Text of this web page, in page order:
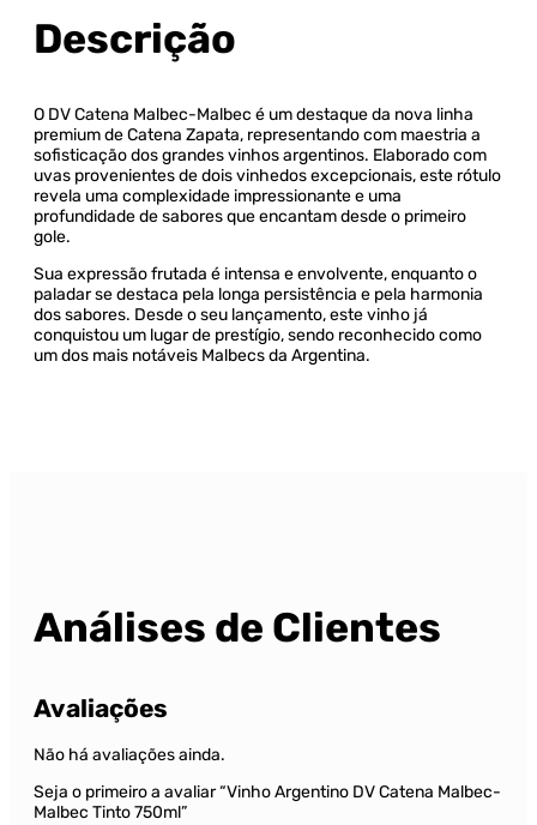
Descrição
O DV Catena Malbec-Malbec é um destaque da nova linha
premium de Catena Zapata, representando com maestria a
sofisticação dos grandes vinhos argentinos. Elaborado com
uvas provenientes de dois vinhedos excepcionais, este rótulo
revela uma complexidade impressionante e uma
profundidade de sabores que encantam desde o primeiro
gole.
Sua expressão frutada é intensa e envolvente, enquanto o
paladar se destaca pela longa persistência e pela harmonia
dos sabores. Desde o seu lançamento, este vinho já
conquistou um lugar de prestígio, sendo reconhecido como
um dos mais notáveis Malbecs da Argentina.
Análises de Clientes
Avaliações
Não há avaliações ainda.
Seja o primeiro a avaliar “Vinho Argentino DV Catena Malbec-
Malbec Tinto 750ml”